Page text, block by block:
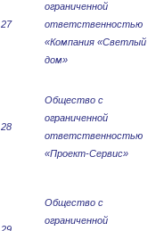
27
ограниченной
ответственностью
«Компания «Светлый
дом»
28
Общество с
ограниченной
ответственностью
«Проект-Сервис»
Общество с
ограниченной